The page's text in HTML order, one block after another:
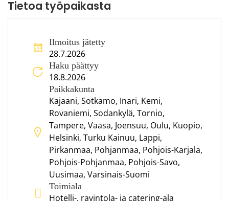
Tietoa työpaikasta
Ilmoitus jätetty
28.7.2026
Haku päättyy
18.8.2026
Paikkakunta
Kajaani, Sotkamo, Inari, Kemi,
Rovaniemi, Sodankylä, Tornio,
Tampere, Vaasa, Joensuu, Oulu, Kuopio,
Helsinki, Turku Kainuu, Lappi,
Pirkanmaa, Pohjanmaa, Pohjois-Karjala,
Pohjois-Pohjanmaa, Pohjois-Savo,
Uusimaa, Varsinais-Suomi
Toimiala
Hotelli-, ravintola- ja catering-ala